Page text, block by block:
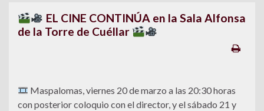
EL CINE CONTINÚA en la Sala Alfonsa
de la Torre de Cuéllar
Maspalomas, viernes 20 de marzo a las 20:30 horas
con posterior coloquio con el director, y el sábado 21 y